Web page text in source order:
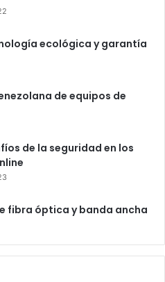
ecológica y garantía
de equipos de
de la seguridad en los
fibra óptica y banda ancha